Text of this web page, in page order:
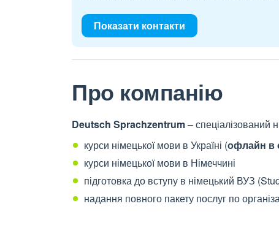
Показати контакти
Про компанію
Deutsch Sprachzentrum– спеціалізований
курси німецької мови в Україні (офлайн в
курси німецької мови в Німеччині
підготовка до вступу в німецький ВУЗ
надання повного пакету послуг по